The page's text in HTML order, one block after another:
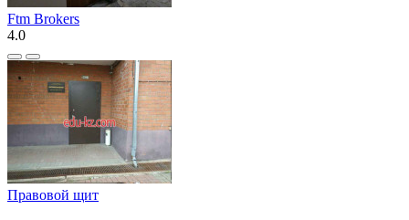
Ftm Brokers
4.0
Правовой щит